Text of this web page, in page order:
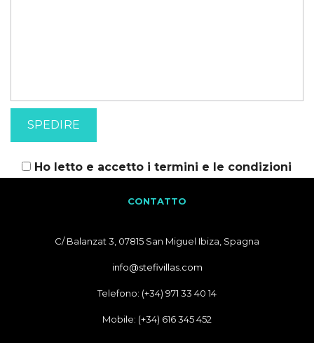
Ho letto e accetto i termini e le condizioni
CONTATTO
C/ Balanzat 3, 07815 San Miguel Ibiza, Spagna
info@stefivillas.com
Telefono: (+34) 971 33 40 14
Mobile: (+34) 616 345 452